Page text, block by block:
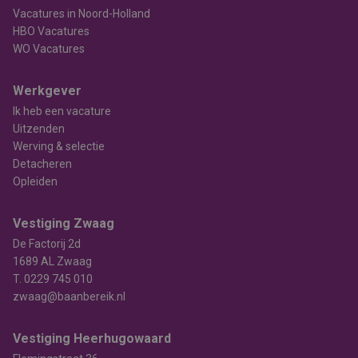
Vacatures in Noord-Holland
HBO Vacatures
WO Vacatures
Werkgever
Ik heb een vacature
Uitzenden
Werving & selectie
Detacheren
Opleiden
Vestiging Zwaag
De Factorij 2d
1689 AL Zwaag
T. 0229 745 010
zwaag@baanbereik.nl
Vestiging Heerhugowaard